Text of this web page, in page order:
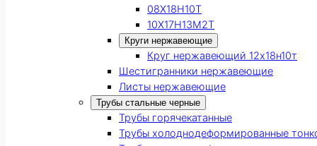
08Х18Н10Т
10Х17Н13М2Т
Круги нержавеющие
Круг нержавеющий 12х18н10т
Шестигранники нержавеющие
Листы нержавеющие
Трубы стальные черные
Трубы горячекатанные
Трубы холоднодеформированные